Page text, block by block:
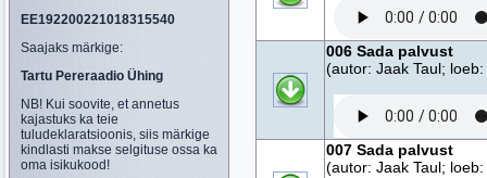
EE192200221018315540
Saajaks märkige:
Tartu Pereraadio Ühing
NB! Kui soovite, et annetus
kajastuks ka teie
tuludeklaratsioonis, siis märkige
kindlasti makse selgituse ossa ka
oma isikukood!
006 Sada palvust
(autor: Jaak Taul;
007 Sada palvust
(autor: Jaak Taul;